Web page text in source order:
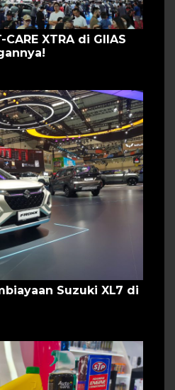
XTRA di GIIAS
Suzuki XL7 di